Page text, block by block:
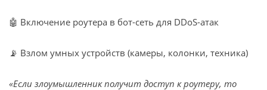
🤖 Включение роутера в бот-сеть для DDoS-атак
📡 Взлом умных устройств (камеры, колонки, техника)
«Если злоумышленник получит доступ к роутеру, то